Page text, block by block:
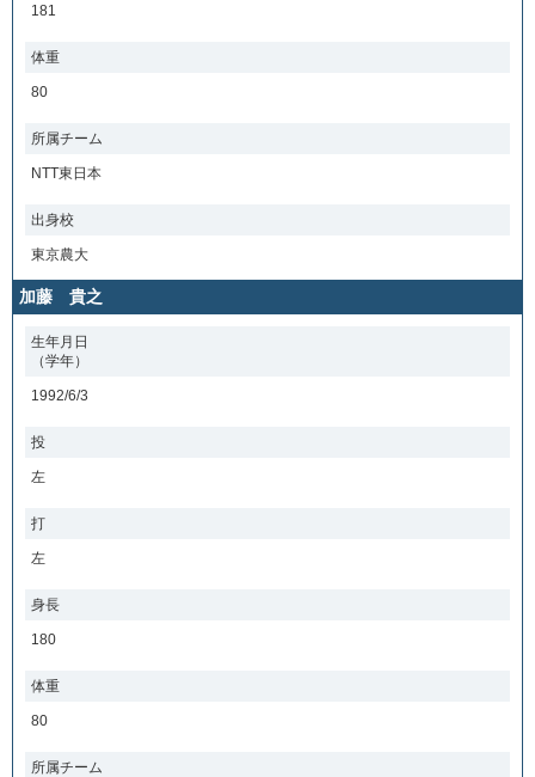
181
体重
80
所属チーム
NTT東日本
出身校
東京農大
加藤 貴之
生年月日
（学年）
1992/6/3
投
左
打
左
身長
180
体重
80
所属チーム